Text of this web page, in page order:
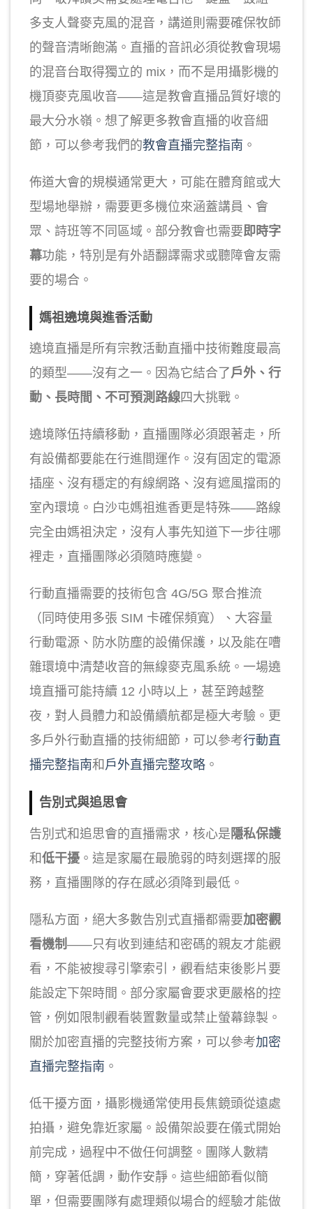
多支人聲麥克風的混音，講道則需要確保牧師
的聲音清晰飽滿。直播的音訊必須從教會現場
的混音台取得獨立的 mix，而不是用攝影機的
機頂麥克風收音——這是教會直播品質好壞的
最大分水嶺。想了解更多教會直播的收音細
節，可以參考我們的教會直播完整指南 。
佈道大會的規模通常更大，可能在體育館或大
型場地舉辦，需要更多機位來涵蓋講員、會
眾、詩班等不同區域。部分教會也需要即時字
幕功能，特別是有外語翻譯需求或聽障會友需
要的場合。
媽祖遶境與進香活動
遶境直播是所有宗教活動直播中技術難度最高
的類型——沒有之一。因為它結合了戶外、行
動、長時間、不可預測路線四大挑戰。
遶境隊伍持續移動，直播團隊必須跟著走，所
有設備都要能在行進間運作。沒有固定的電源
插座、沒有穩定的有線網路、沒有遮風擋雨的
室內環境。白沙屯媽祖進香更是特殊——路線
完全由媽祖決定，沒有人事先知道下一步往哪
裡走，直播團隊必須隨時應變。
行動直播需要的技術包含 4G/5G 聚合推流
（同時使用多張 SIM 卡確保頻寬）、大容量
行動電源、防水防塵的設備保護，以及能在嘈
雜環境中清楚收音的無線麥克風系統。一場遶
境直播可能持續 12 小時以上，甚至跨越整
夜，對人員體力和設備續航都是極大考驗。更
多戶外行動直播的技術細節，可以參考行動直
播完整指南和 戶外直播完整攻略 。
告別式與追思會
告別式和追思會的直播需求，核心是 隱私保護
和低干擾 。這是家屬在最脆弱的時刻選擇的服
務，直播團隊的存在感必須降到最低。
隱私方面，絕大多數告別式直播都需要加密觀
看機制——只有收到連結和密碼的親友才能觀
看，不能被搜尋引擎索引，觀看結束後影片要
能設定下架時間。部分家屬會要求更嚴格的控
管，例如限制觀看裝置數量或禁止螢幕錄製。
關於加密直播的完整技術方案，可以參考加密
直播完整指南 。
低干擾方面，攝影機通常使用長焦鏡頭從遠處
拍攝，避免靠近家屬。設備架設要在儀式開始
前完成，過程中不做任何調整。團隊人數精
簡，穿著低調，動作安靜。這些細節看似簡
單，但需要團隊有處理類似場合的經驗才能做